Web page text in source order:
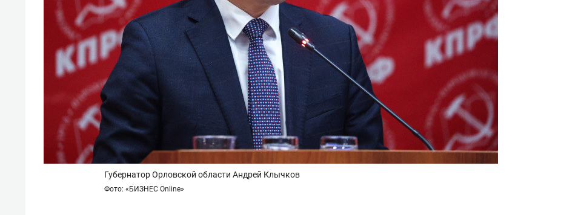
Губернатор Орловской области Андрей Клычков
Фото: «БИЗНЕС Online»